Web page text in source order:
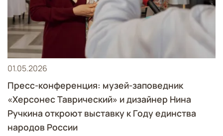
01.05.2026
Пресс-конференция: музей-заповедник
«Херсонес Таврический» и дизайнер Нина
Ручкина откроют выставку к Году единства
народов России